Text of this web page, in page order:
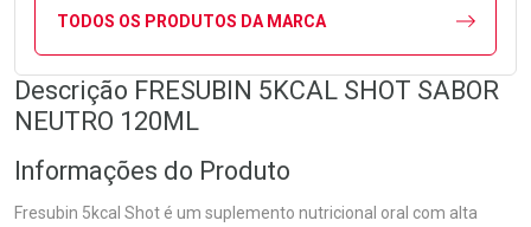
TODOS OS PRODUTOS DA MARCA
Descrição FRESUBIN 5KCAL SHOT SABOR
NEUTRO 120ML
Informações do Produto
Fresubin 5kcal Shot é um suplemento nutricional oral com alta